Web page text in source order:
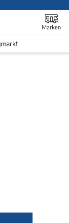
Marken